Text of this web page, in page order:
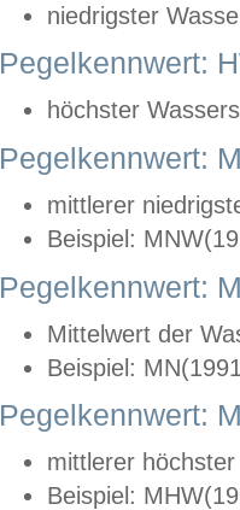
niedrigster
Pegelkennwert:
höchster
Pegelkennwert:
mittlerer
Beispiel:
Pegelkennwert:
Mittelwert der
Beispiel:
Pegelkennwert:
mittlerer
Beispiel: